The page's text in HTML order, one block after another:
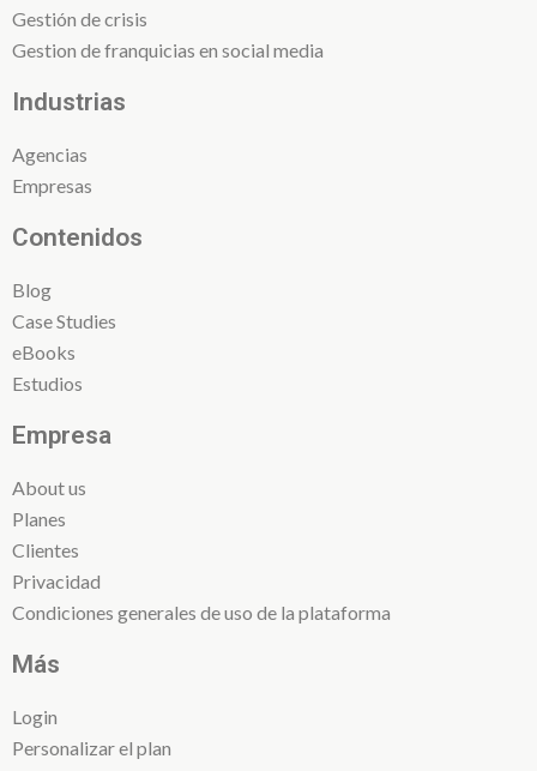
Gestión de crisis
Gestion de franquicias en social media
Industrias
Agencias
Empresas
Contenidos
Blog
Case Studies
eBooks
Estudios
Empresa
About us
Planes
Clientes
Privacidad
Condiciones generales de uso de la plataforma
Más
Login
Personalizar el plan